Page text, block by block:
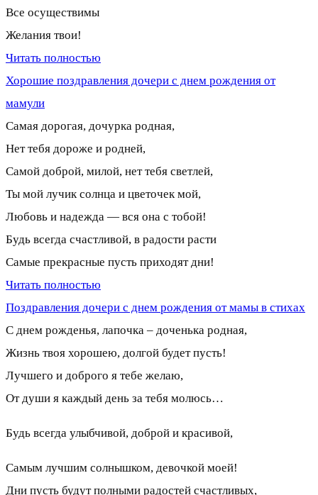
Все осуществимы
Желания твои!
Читать полностью
Хорошие поздравления дочери с днем рождения от
мамули
Самая дорогая, дочурка родная,
Нет тебя дороже и родней,
Самой доброй, милой, нет тебя светлей,
Ты мой лучик солнца и цветочек мой,
Любовь и надежда — вся она с тобой!
Будь всегда счастливой, в радости расти
Самые прекрасные пусть приходят дни!
Читать полностью
Поздравления дочери с днем рождения от мамы в стихах
С днем рожденья, лапочка – доченька родная,
Жизнь твоя хорошею, долгой будет пусть!
Лучшего и доброго я тебе желаю,
От души я каждый день за тебя молюсь…
Будь всегда улыбчивой, доброй и красивой,
Самым лучшим солнышком, девочкой моей!
Дни пусть будут полными радостей счастливых,